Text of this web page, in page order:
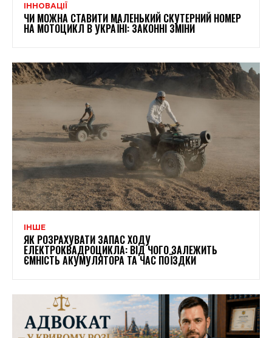
ІННОВАЦІЇ
ЧИ МОЖНА СТАВИТИ МАЛЕНЬКИЙ СКУТЕРНИЙ НОМЕР
НА МОТОЦИКЛ В УКРАЇНІ: ЗАКОННІ ЗМІНИ
ІНШЕ
ЯК РОЗРАХУВАТИ ЗАПАС ХОДУ
ЕЛЕКТРОКВАДРОЦИКЛА: ВІД ЧОГО ЗАЛЕЖИТЬ
ЄМНІСТЬ АКУМУЛЯТОРА ТА ЧАС ПОЇЗДКИ